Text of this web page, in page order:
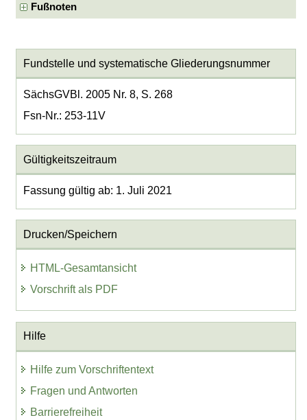
Fußnoten
Fundstelle und systematische Gliederungsnummer
SächsGVBl. 2005 Nr. 8, S. 268
Fsn-Nr.: 253-11V
Gültigkeitszeitraum
Fassung gültig ab: 1. Juli 2021
Drucken/Speichern
HTML-Gesamtansicht
Vorschrift als PDF
Hilfe
Hilfe zum Vorschriftentext
Fragen und Antworten
Barrierefreiheit